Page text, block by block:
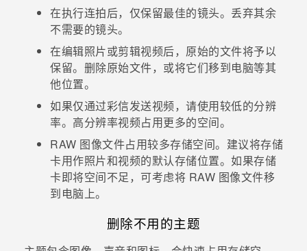
在执行连拍后，仅保留最佳的镜头。丢弃其余
不需要的镜头。
在编辑照片或剪辑视频后，原始的文件将予以
保留。删除原始文件，或将它们移到电脑等其
他位置。
如果仅通过彩信发送视频，请使用较低的分辨
率。高分辨率视频占用更多的空间。
RAW 图像文件占用较多存储空间。建议将存储
卡用作照片和视频的默认存储位置。如果存储
卡即将空间不足，可考虑将 RAW 图像文件移
到电脑上。
删除不用的主题